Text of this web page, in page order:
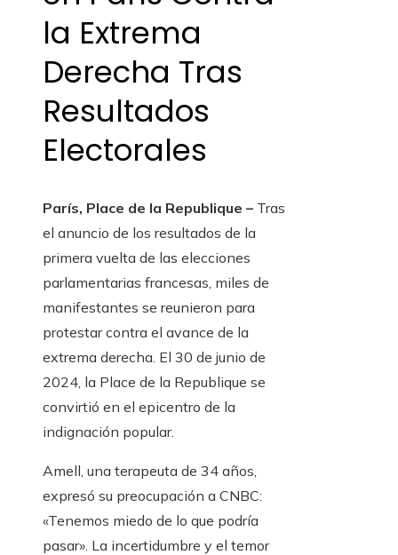
la Extrema
Derecha Tras
Resultados
Electorales
París, Place de la Republique – Tras
el anuncio de los resultados de la
primera vuelta de las elecciones
parlamentarias francesas, miles de
manifestantes se reunieron para
protestar contra el avance de la
extrema derecha. El 30 de junio de
2024, la Place de la Republique se
convirtió en el epicentro de la
indignación popular.
Amell, una terapeuta de 34 años,
expresó su preocupación a CNBC:
«Tenemos miedo de lo que podría
pasar». La incertidumbre y el temor